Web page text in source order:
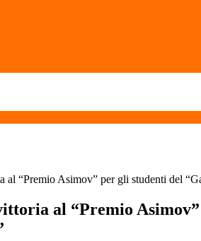
al “Premio Asimov” per gli studenti del
al “Premio